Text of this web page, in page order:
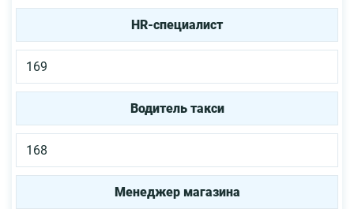
HR-специалист
169
Водитель такси
168
Менеджер магазина